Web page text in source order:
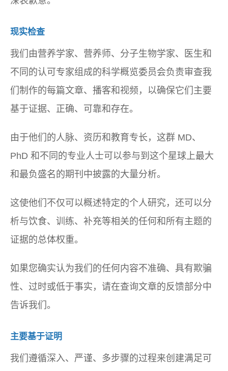
现实检查
我们由营养学家、营养师、分子生物学家、医生和
不同的认可专家组成的科学概览委员会负责审查我
们制作的每篇文章、播客和视频，以确保它们主要
基于证据、正确、可靠和存在。
由于他们的人脉、资历和教育专长，这群 MD、
PhD 和不同的专业人士可以参与到这个星球上最大
和最负盛名的期刊中披露的大量分析。
这使他们不仅可以概述特定的个人研究，还可以分
析与饮食、训练、补充等相关的任何和所有主题的
证据的总体权重。
如果您确实认为我们的任何内容不准确、具有欺骗
性、过时或低于事实，请在查询文章的反馈部分中
告诉我们。
主要基于证明
我们遵循深入、严谨、多步骤的过程来创建满足可